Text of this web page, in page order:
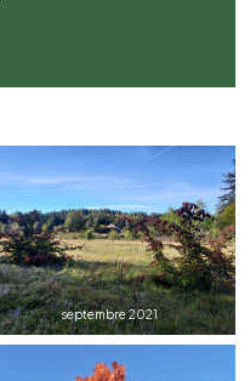
septembre 2021